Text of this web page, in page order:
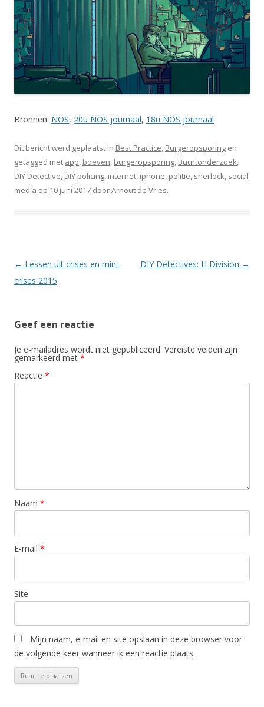
Bronnen: NOS, 20u NOS journaal, 18u NOS journaal
Dit bericht werd geplaatst in Best Practice, Burgeropsporing en
getagged met app, boeven, burgeropsporing, Buurtonderzoek,
DIY Detective, DIY policing, internet, iphone, politie, sherlock, social
media op 10 juni 2017 doorArnout de Vries.
Berichtnavigatie
← Lessen uit crises en mini-
crises 2015
DIY Detectives: H Division →
Geef een reactie
Je e-mailadres wordt niet gepubliceerd. Vereiste velden zijn
gemarkeerd met *
Reactie *
Naam *
E-mail *
Site
Mijn naam, e-mail en site opslaan in deze browser voor
de volgende keer wanneer ik een reactie plaats.